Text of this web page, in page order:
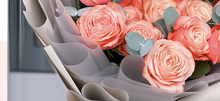
В избранное
К каждому букету - подкормка для цветов и инструкция по
уходу. Наличие уточняйте у оператора.
Оттенок и размер бутона могут немного отличаться от
представленного на фото. Фото готового букета высылается
при согласовании услуги с оператором.